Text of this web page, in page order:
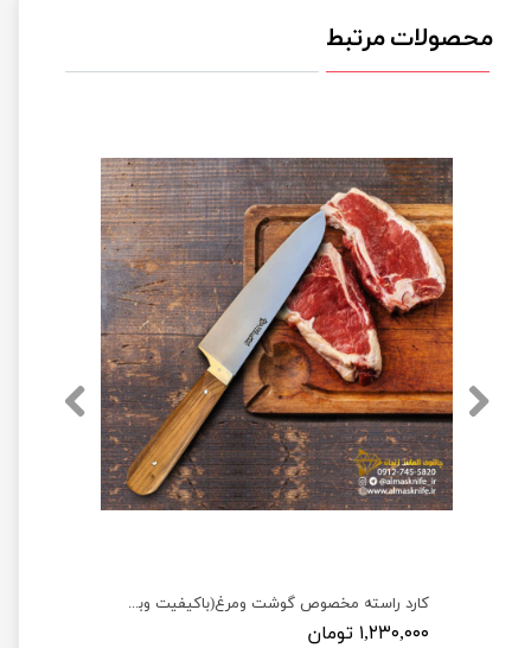
محصولات مرتبط
کارد راسته مخصوص گوشت ومرغ(باکیفیت وبسیارتیز)
۱,۲۳۰,۰۰۰ تومان